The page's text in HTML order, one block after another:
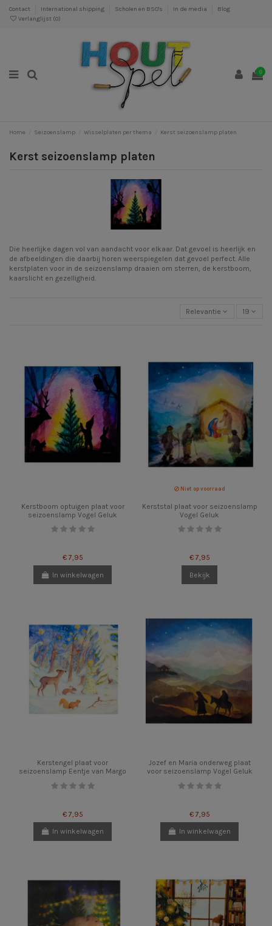
Contact International shipping Scholen en BSO's In de media
Blog
Verlanglijst (0)
0
Home Seizoenslamp Wisselplaten per thema Kerst seizoenslamp platen
Kerst seizoenslamp platen
Die heerlijke dagen vol van aandacht voor elkaar. Dat gevoel is heerlijk en
de afbeeldingen die daarbij horen weerspiegelen dat gevoel perfect. Alle
kerstplaten voor in de seizoenslamp draaien om sterren, de kerstboom,
kaarslicht en gezelligheid.
Relevantie 19
Kerstboom optuigen plaat voor
seizoenslamp Vogel Geluk
€ 7,95
In winkelwagen
Niet op voorraad
Kerststal plaat voor seizoenslamp
Vogel Geluk
€ 7,95
Bekijk
Kerstengel plaat voor
seizoenslamp Eentje van Margo
€ 7,95
In winkelwagen
Jozef en Maria onderweg plaat
voor seizoenslamp Vogel Geluk
€ 7,95
In winkelwagen